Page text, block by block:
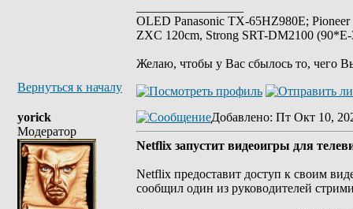
OLED Panasonic TX-65HZ980E;
ZXC 120cm, Strong SRT-DM2100
Желаю, чтобы у Вас сбылось то, чего
Вернуться к началу
yorick
Модератор
Добавлено: Пт Окт 10,
Netflix запустит видеоигры для
Netflix предоставит доступ к своим
сообщил один из руководителей